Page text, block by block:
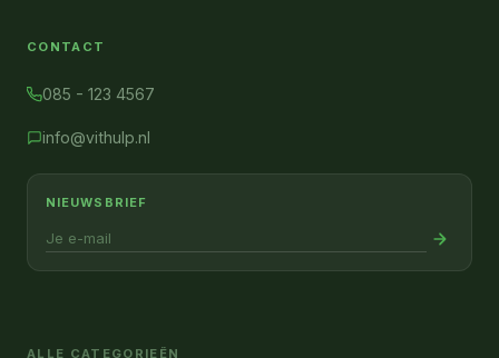
CONTACT
085 - 123 4567
info@vithulp.nl
NIEUWSBRIEF
ALLE CATEGORIEËN